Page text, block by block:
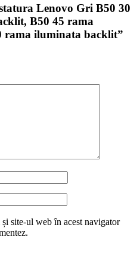
Lenovo Gri B50 30
B50 45 rama
rama iluminata backlit”
site-ul web în acest navigator